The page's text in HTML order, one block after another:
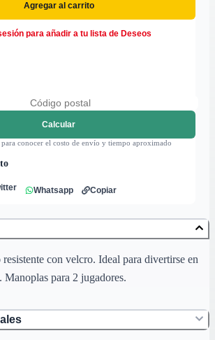
Agregar al carrito
para añadir a tu lista de Deseos
Calcular
conocer el costo de envío y tiempo aproximado
Whatsapp Copiar
con velcro. Ideal para divertirse en
para 2 jugadores.